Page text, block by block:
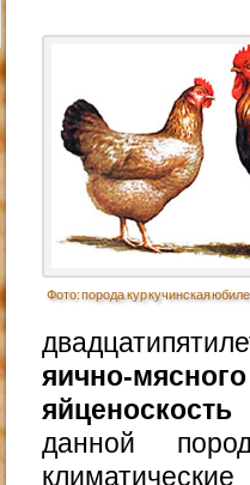
Фото: порода кур кучинская
яично-
данной
климатические